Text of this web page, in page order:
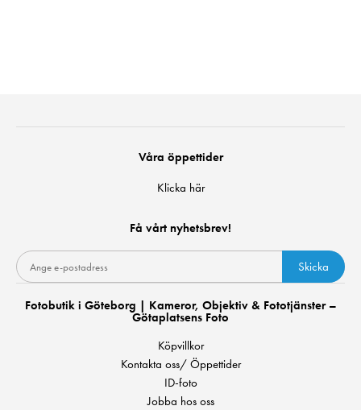
Våra öppettider
Klicka här
Få vårt nyhetsbrev!
Skicka
Fotobutik i Göteborg | Kameror, Objektiv & Fototjänster –
Götaplatsens Foto
Köpvillkor
Kontakta oss/ Öppettider
ID-foto
Jobba hos oss